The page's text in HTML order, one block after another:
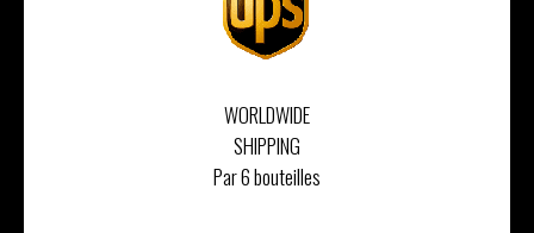
WORLDWIDE
SHIPPING
Par 6 bouteilles